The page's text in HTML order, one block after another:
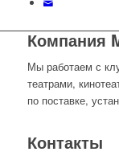
Компания
Мы работаем с
театрами,
по поставке,
Контакты